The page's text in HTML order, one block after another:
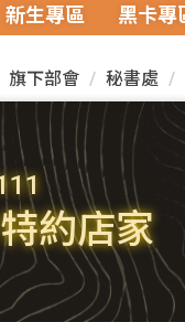
新生專區 黑卡專
旗下部會 秘書處
約店家